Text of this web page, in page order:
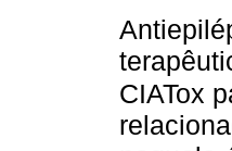
CIATox